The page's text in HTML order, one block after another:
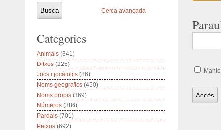
Cerca avançada
Categories
Animals (341)
Ditxos (225)
Jocs i jocàtolos (86)
Noms geogràfics (450)
Noms propis (369)
Números (386)
Pardals (701)
Peixos (692)